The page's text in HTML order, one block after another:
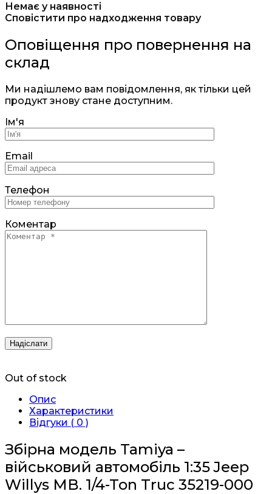
Немає у наявності
Сповістити про надходження товару
Оповіщення про повернення на
склад
Ми надішлемо вам повідомлення, як тільки цей
продукт знову стане доступним.
Ім'я
Email
Телефон
Коментар
Out of stock
Опис
Характеристики
Відгуки ( 0 )
Збірна модель Tamiya –
військовий автомобіль 1:35 Jeep
Willys MB. 1/4-Ton Truc 35219-000